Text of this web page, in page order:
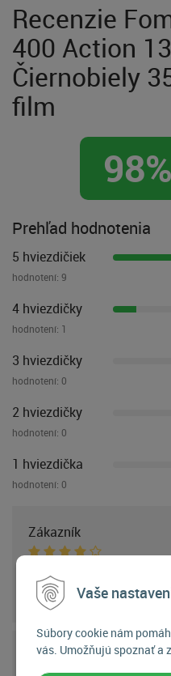
Vaše
Súbory cookie nám
vás. Umožňujú spoznať a
Recenzie
400 Action
Čiernobiely
film
98%
Prehľad hodnotenia
5 hviezdičiek
hodnotení: 9
4 hviezdičky
hodnotení: 1
3 hviezdičky
hodnotení: 0
2 hviezdičky
hodnotení: 0
1 hviezdička
hodnotení: 0
Zákazník
Zákazník neuviedol
Zákazník